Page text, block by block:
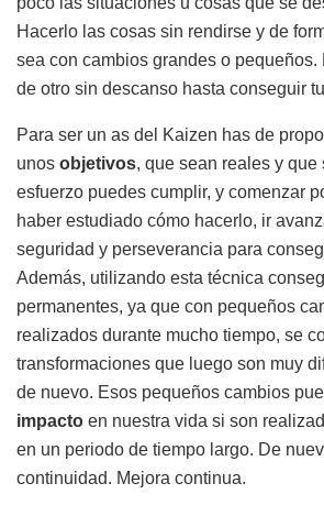
Hacerlo las cosas sin rendirse y de
sea con cambios grandes o pequeños.
de otro sin descanso hasta conseguir
Para ser un as del Kaizen has de
unos objetivos, que sean reales y que
esfuerzo puedes cumplir, y comenzar
haber estudiado cómo hacerlo, ir
seguridad y perseverancia para
Además, utilizando esta técnica
permanentes, ya que con pequeños
realizados durante mucho tiempo, se
transformaciones que luego son muy
de nuevo. Esos pequeños cambios
impacto en nuestra vida si son
en un periodo de tiempo largo. De
continuidad. Mejora continua.